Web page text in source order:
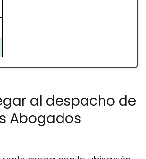
al despacho de
Abogados